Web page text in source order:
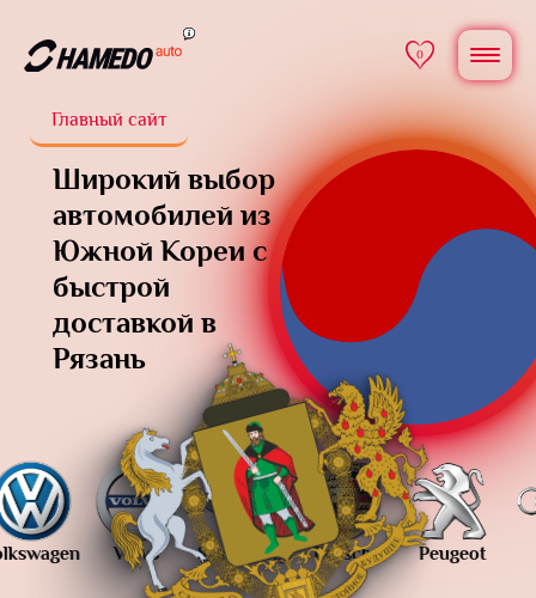
0
Главный сайт
Широкий выбор
автомобилей из
Южной Кореи с
быстрой
доставкой в
Рязань
Volvo SsangYong Porsche Peugeot Audi